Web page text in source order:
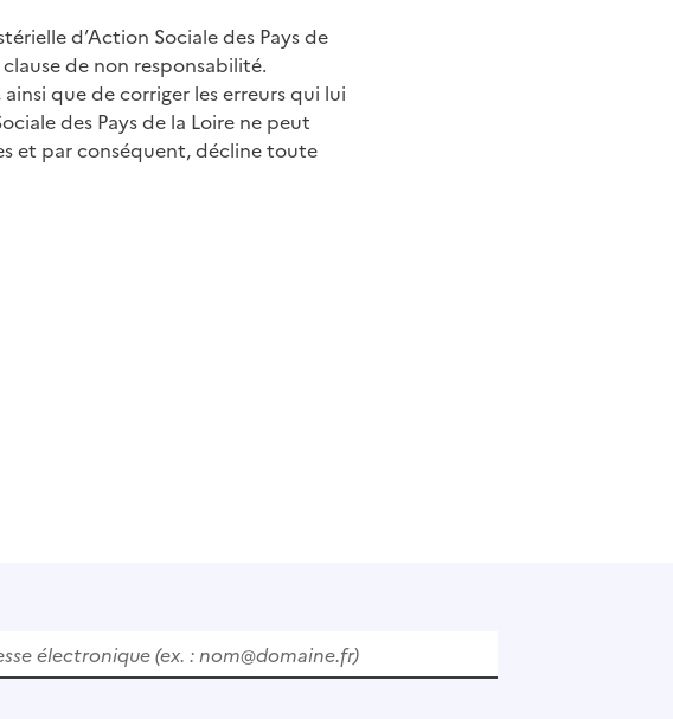
d’Action Sociale des Pays de
de non responsabilité.
que de corriger les erreurs qui lui
des Pays de la Loire ne peut
et par conséquent, décline toute